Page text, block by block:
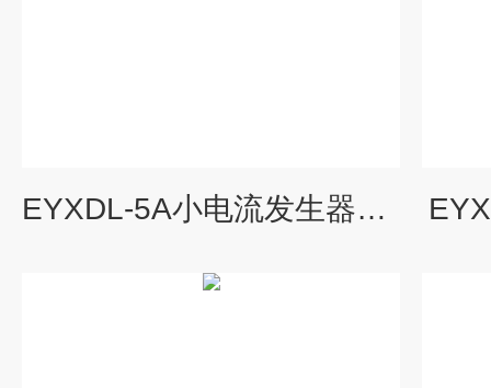
EYXDL-5A小电流发生器厂家